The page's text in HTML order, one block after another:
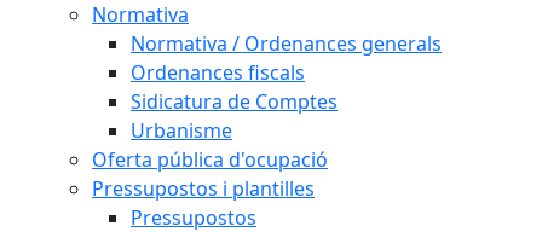
Normativa
Normativa / Ordenances generals
Ordenances fiscals
Sidicatura de Comptes
Urbanisme
Oferta pública d'ocupació
Pressupostos i plantilles
Pressupostos